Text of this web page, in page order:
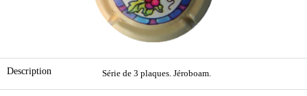
Description Série de 3 plaques. Jéroboam.